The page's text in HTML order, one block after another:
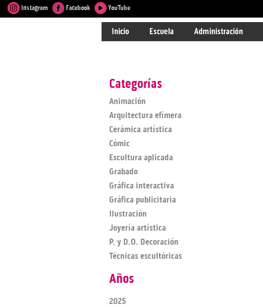
Instagram Facebook YouTube
Inicio Escuela Administración
Categorías
Animación
Arquitectura efímera
Cerámica artística
Cómic
Escultura aplicada
Grabado
Gráfica interactiva
Gráfica publicitaria
Ilustración
Joyería artística
P. y D.O. Decoración
Técnicas escultóricas
Años
2025